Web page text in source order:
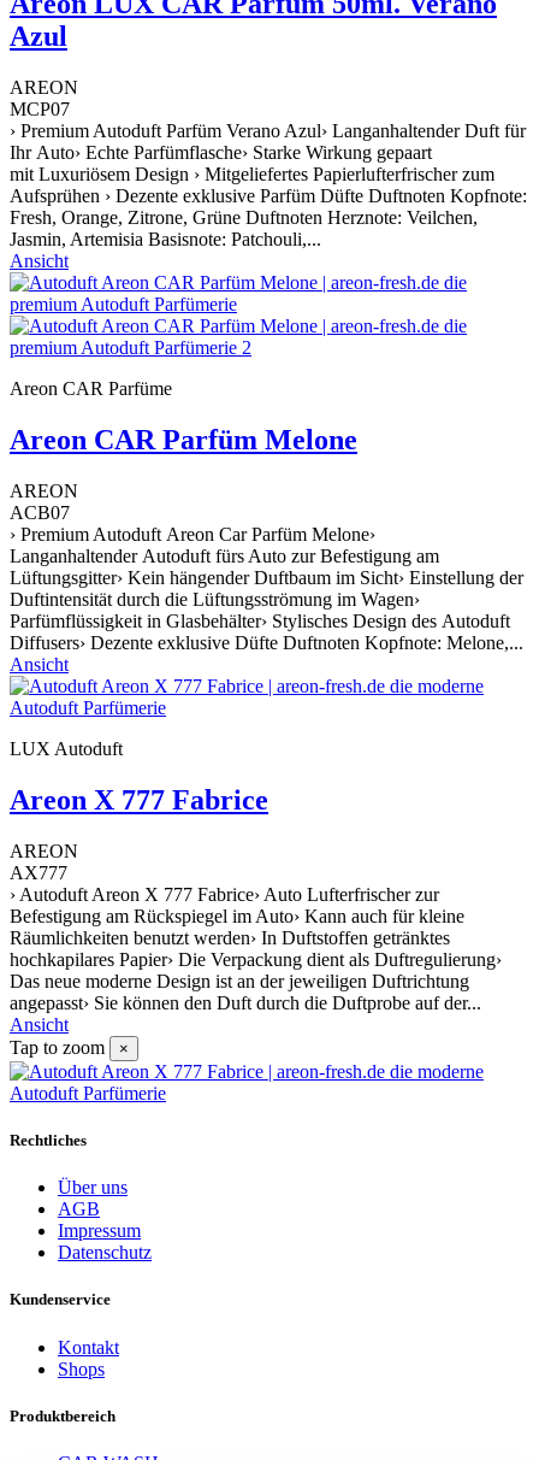
Azul
AREON
MCP07
› Premium Autoduft Parfüm Verano Azul› Langanhaltender Duft für
Ihr Auto› Echte Parfümflasche› Starke Wirkung gepaart
mit Luxuriösem Design › Mitgeliefertes Papierlufterfrischer zum
Aufsprühen › Dezente exklusive Parfüm Düfte Duftnoten Kopfnote:
Fresh, Orange, Zitrone, Grüne Duftnoten Herznote: Veilchen,
Jasmin, Artemisia Basisnote: Patchouli,...
Ansicht
Areon CAR Parfüme
Areon CAR Parfüm Melone
AREON
ACB07
› Premium Autoduft Areon Car Parfüm Melone›
Langanhaltender Autoduft fürs Auto zur Befestigung am
Lüftungsgitter› Kein hängender Duftbaum im Sicht› Einstellung der
Duftintensität durch die Lüftungsströmung im Wagen›
Parfümflüssigkeit in Glasbehälter› Stylisches Design des Autoduft
Diffusers› Dezente exklusive Düfte Duftnoten Kopfnote: Melone,...
Ansicht
LUX Autoduft
Areon X 777 Fabrice
AREON
AX777
› Autoduft Areon X 777 Fabrice› Auto Lufterfrischer zur
Befestigung am Rückspiegel im Auto› Kann auch für kleine
Räumlichkeiten benutzt werden› In Duftstoffen getränktes
hochkapilares Papier› Die Verpackung dient als Duftregulierung›
Das neue moderne Design ist an der jeweiligen Duftrichtung
angepasst› Sie können den Duft durch die Duftprobe auf der...
Ansicht
Tap to zoom
×
Rechtliches
Über uns
AGB
Impressum
Datenschutz
Kundenservice
Kontakt
Shops
Produktbereich